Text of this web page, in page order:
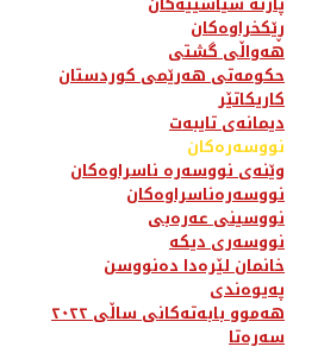
ڕێکخراوەکان
هەواڵی گشتی
حکومەتی هەرێمی کوردستان
کاریکاتێر
دیمانەی تایبەت
نووسەرەکان
وێنەی نووسەرە ناسراوەکان
نووسەرەناسراوەکان
نووسینی عەرەبی
نووسەری دیکە
خانمان لێرەدا دەنووسن
پەیوەندی
هەموو بابەتەکانی ساڵی ٢٠٢٢
سەرەتا